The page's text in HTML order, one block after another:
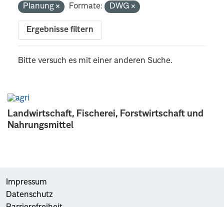
Landwirtschaft, Fischerei, Forstwirtschaft und
Nahrungsmittel
Planung
Formate: DWG
Ergebnisse filtern
Bitte versuch es mit einer anderen Suche.
Impressum
Datenschutz